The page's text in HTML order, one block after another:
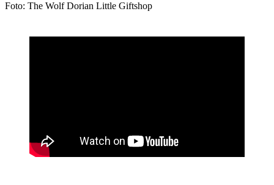
Foto: The Wolf Dorian Little Giftshop